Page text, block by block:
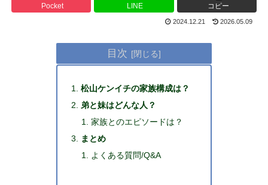
Pocket LINE コピー
2024.12.21 2026.05.09
目次
松山ケンイチの家族構成は？
弟と妹はどんな人？
家族とのエピソードは？
まとめ
よくある質問/Q&A